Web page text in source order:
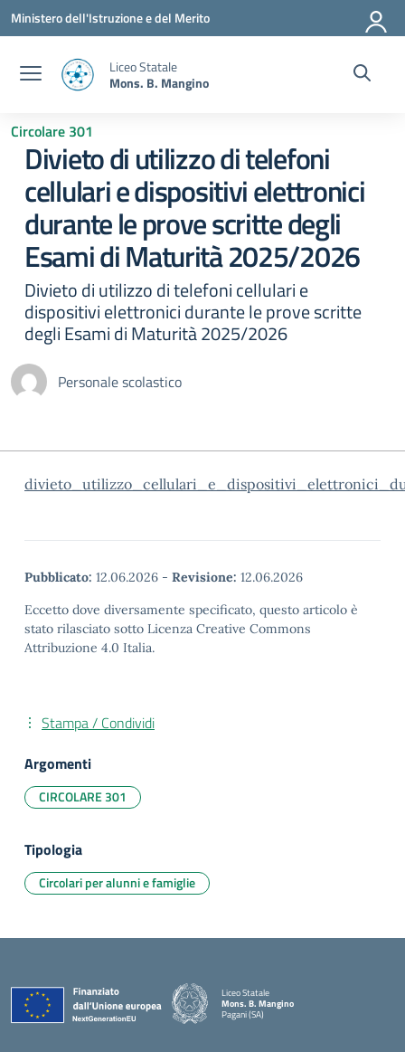
Vai ai contenuti
Vai al menu di navigazione
Vai al footer
Ministero dell'Istruzione e del Merito
Liceo Statale
Mons. B. Mangino
Circolare 301
Divieto di utilizzo di telefoni
cellulari e dispositivi elettronici
durante le prove scritte degli
Esami di Maturità 2025/2026
Divieto di utilizzo di telefoni cellulari e
dispositivi elettronici durante le prove scritte
degli Esami di Maturità 2025/2026
Personale scolastico
Pubblicato: 12.06.2026 - Revisione: 12.06.2026
Eccetto dove diversamente specificato, questo articolo è
stato rilasciato sotto Licenza Creative Commons
Attribuzione 4.0 Italia.
Stampa / Condividi
Argomenti
CIRCOLARE 301
Tipologia
Circolari per alunni e famiglie
Liceo Statale
Mons. B. Mangino
Pagani (SA)
— Visita la pagina iniziale della scuola